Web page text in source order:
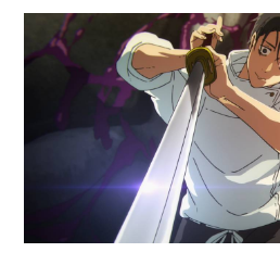
Communicate
Kotaro Sato,
Marin Kitagawa,
Darling